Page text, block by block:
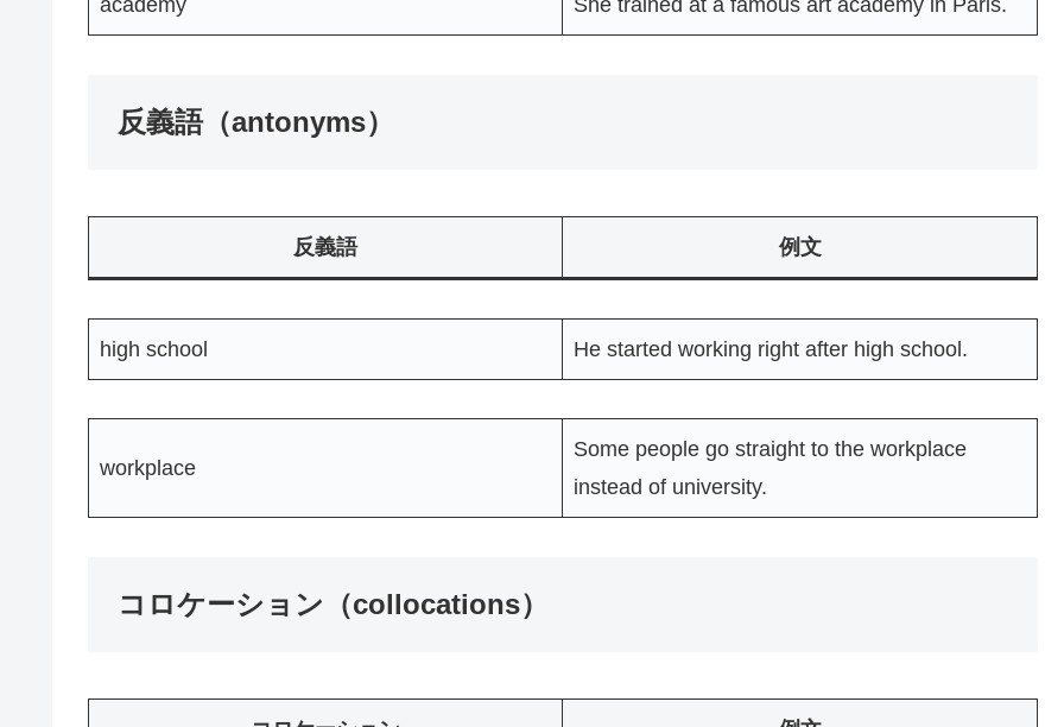
academy She trained at a famous art academy in Paris.
反義語（antonyms）
反義語 例文
high school He started working right after high school.
workplace
Some people go straight to the workplace
instead of university.
コロケーション（collocations）